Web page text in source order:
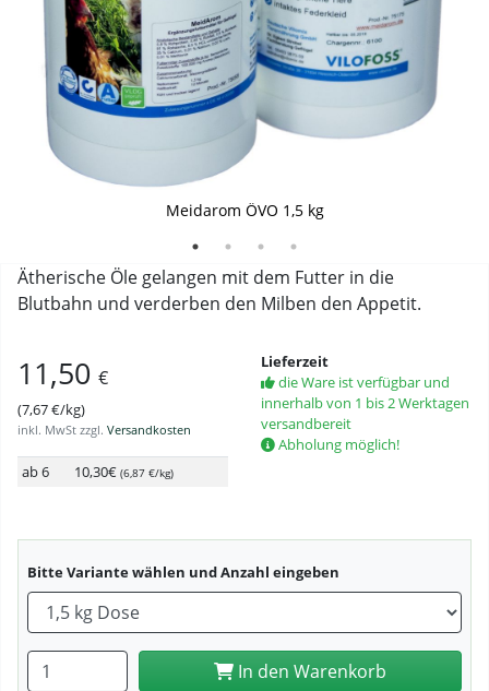
Meidarom ÖVO 1,5 kg
glückliche Hühner
natürliche Zutaten
Ätherische Öle gelangen mit dem Futter in die
Blutbahn und verderben den Milben den Appetit.
11,50 €
(7,67 €/kg)
inkl. MwSt zzgl. Versandkosten
ab 6 10,30€ (6,87 €/kg)
Lieferzeit
die Ware ist verfügbar und
innerhalb von 1 bis 2 Werktagen
versandbereit
Abholung möglich!
Bitte Variante wählen und Anzahl eingeben
Anzahl eingeben In den Warenkorb